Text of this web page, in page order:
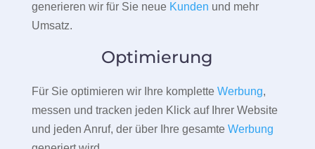
generieren wir für Sie neue Kunden und mehr
Umsatz.
Optimierung
Für Sie optimieren wir Ihre komplette Werbung,
messen und tracken jeden Klick auf Ihrer Website
und jeden Anruf, der über Ihre gesamte Werbung